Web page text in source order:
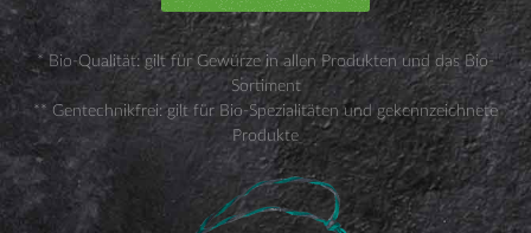
* Bio-Qualität: gilt für Gewürze in allen Produkten und das Bio-
Sortiment
** Gentechnikfrei: gilt für Bio-Spezialitäten und gekennzeichnete
Produkte